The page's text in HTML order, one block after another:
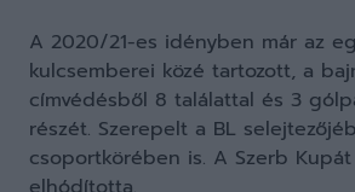
A 2020/21-es idényben már az
kulcsemberei közé tartozott, a
címvédésből 8 találattal és 3
részét. Szerepelt a BL
csoportkörében is. A Szerb